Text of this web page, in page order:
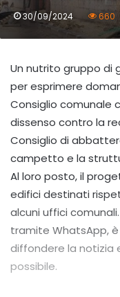
30/09/2024 660
Un nutrito gruppo di
per esprimere
Consiglio comunale
dissenso contro la
Consiglio di
campetto e la
Al loro posto, il
edifici destinati
alcuni uffici
tramite WhatsApp,
diffondere la notizia
possibile.